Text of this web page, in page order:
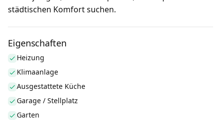
städtischen Komfort suchen.
Eigenschaften
Heizung
Klimaanlage
Ausgestattete Küche
Garage / Stellplatz
Garten